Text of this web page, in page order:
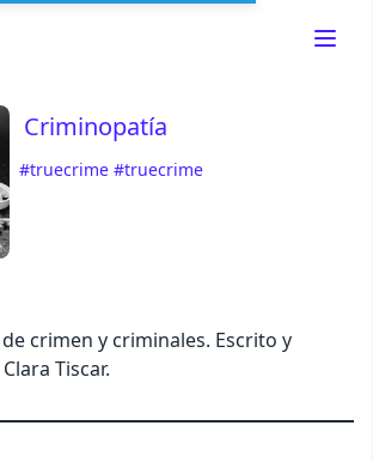
our content policies
Criminopatía
#truecrime #truecrime
crimen y criminales. Escrito y
Tiscar.
Cancel